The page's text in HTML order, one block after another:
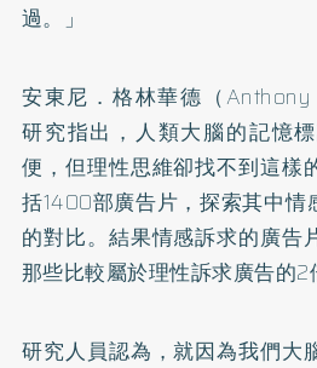
過。」
安東尼．格林華德（
研究指出，人類大腦的記憶
便，但理性思維卻找不到這樣
括1400部廣告片，探索其中情
的對比。結果情感訴求的廣告
那些比較屬於理性訴求廣告的2
研究人員認為，就因為我們大